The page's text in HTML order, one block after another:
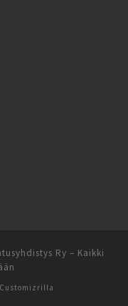
Ry – Kaikki
Customizrilla